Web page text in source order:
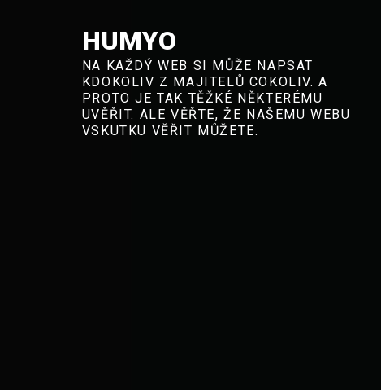
HUMYO
NA KAŽDÝ WEB SI MŮŽE NAPSAT
KDOKOLIV Z MAJITELŮ COKOLIV. A
PROTO JE TAK TĚŽKÉ NĚKTERÉMU
UVĚŘIT. ALE VĚŘTE, ŽE NAŠEMU WEBU
VSKUTKU VĚŘIT MŮŽETE.